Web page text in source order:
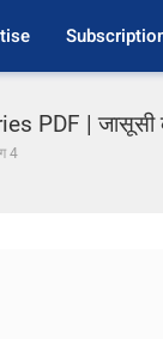
PDF | जासूसी
4